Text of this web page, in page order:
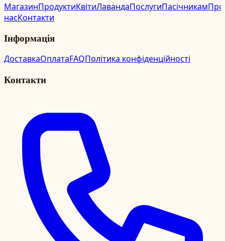
МагазинПродуктиКвітиЛавандаПослугиПасічникамПро
насКонтакти
Інформація
ДоставкаОплатаFAQПолітика конфіденційності
Контакти